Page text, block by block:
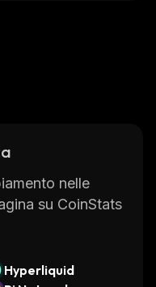
nelle
su CoinStats
Hyperliquid